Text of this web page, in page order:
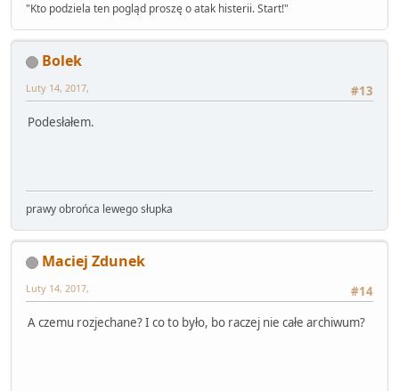
"Kto podziela ten pogląd proszę o atak histerii. Start!"
Bolek
#13
Luty 14, 2017,
Podesłałem.
prawy obrońca lewego słupka
Maciej Zdunek
#14
Luty 14, 2017,
A czemu rozjechane? I co to było, bo raczej nie całe archiwum?